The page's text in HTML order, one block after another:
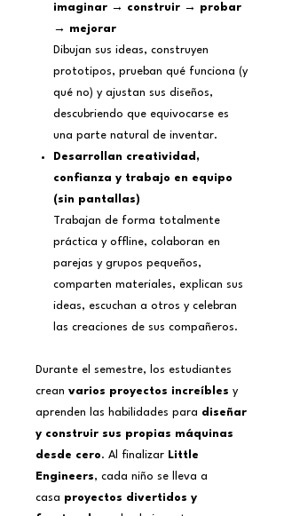
imaginar → construir → probar
→ mejorar
Dibujan sus ideas, construyen
prototipos, prueban qué funciona (y
qué no) y ajustan sus diseños,
descubriendo que equivocarse es
una parte natural de inventar.
Desarrollan creatividad,
confianza y trabajo en equipo
(sin pantallas)
Trabajan de forma totalmente
práctica y offline, colaboran en
parejas y grupos pequeños,
comparten materiales, explican sus
ideas, escuchan a otros y celebran
las creaciones de sus compañeros.
Durante el semestre, los estudiantes
crean varios proyectos increíbles y
aprenden las habilidades para diseñar
y construir sus propias máquinas
desde cero. Al finalizar Little
Engineers, cada niño se lleva a
casa proyectos divertidos y